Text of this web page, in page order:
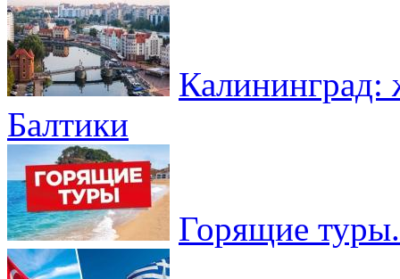
Калининград:
Балтики
Горящие